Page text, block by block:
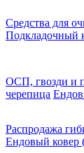
Средства для
Подкладочный
ОСП, гвозди и
черепица
Распродажа
Ендовый ковер